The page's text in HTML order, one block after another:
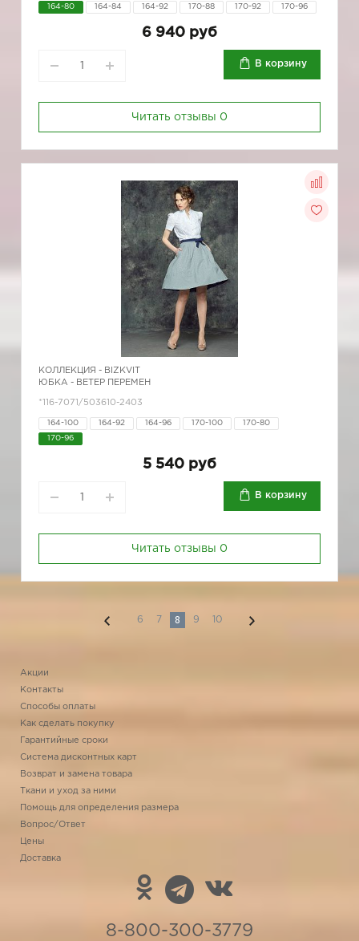
164-80 164-84 164-92 170-88 170-92 170-96
6 940 руб
В корзину
Читать отзывы 0
КОЛЛЕКЦИЯ - BIZKVIT
ЮБКА - ВЕТЕР ПЕРЕМЕН
*116-7071/503610-2403
164-100 164-92 164-96 170-100 170-80
170-96
5 540 руб
В корзину
Читать отзывы 0
6 7 8 9 10
Акции
Контакты
Способы оплаты
Как сделать покупку
Гарантийные сроки
Система дисконтных карт
Возврат и замена товара
Ткани и уход за ними
Помощь для определения размера
Вопрос/Ответ
Цены
Доставка
8-800-300-3779